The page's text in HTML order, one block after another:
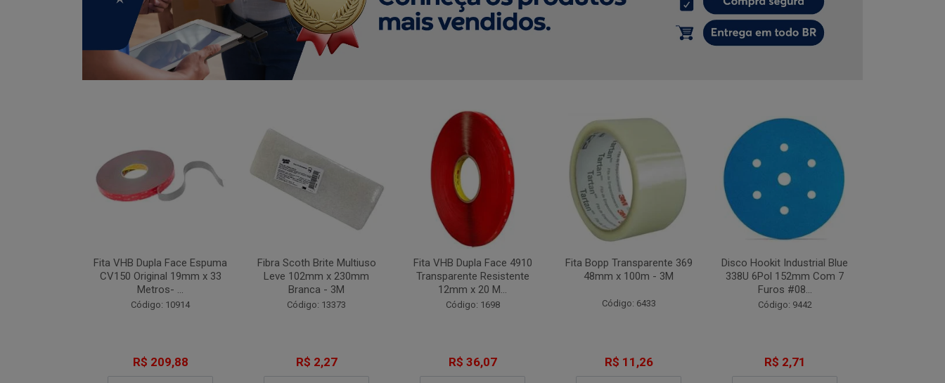
Fita VHB Dupla Face Espuma
CV150 Original 19mm x 33
Metros- ...
Código: 10914
R$ 209,88
Fibra Scoth Brite Multiuso
Leve 102mm x 230mm
Branca - 3M
Código: 13373
R$ 2,27
Fita VHB Dupla Face 4910
Transparente Resistente
12mm x 20 M...
Código: 1698
R$ 36,07
Fita Bopp Transparente 369
48mm x 100m - 3M
Código: 6433
R$ 11,26
Disco Hookit Industrial Blue
338U 6Pol 152mm Com 7
Furos #08...
Código: 9442
R$ 2,71